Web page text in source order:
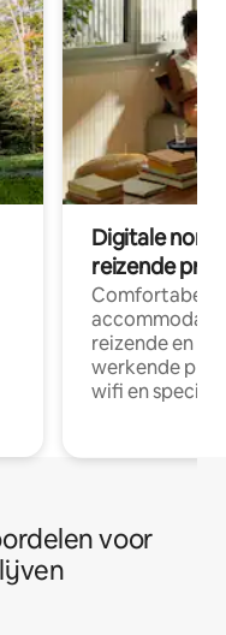
Digitale
reizende
Comfortabele
reizende en
werkende
wifi en
voor